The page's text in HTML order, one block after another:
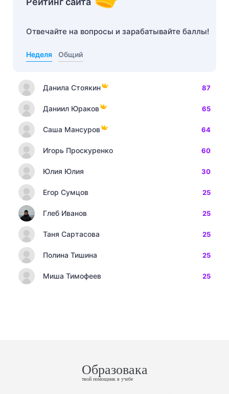
Отвечайте на вопросы и зарабатывайте баллы!
Неделя Общий
Данила Стоякин 87
Даниил Юраков 65
Саша Мансуров 64
Игорь Проскуренко 60
Юлия Юлия 30
Егор Сумцов 25
Глеб Иванов 25
Таня Сартасова 25
Полина Тишина 25
Миша Тимофеев 25
Образовака
твой помощник в учебе